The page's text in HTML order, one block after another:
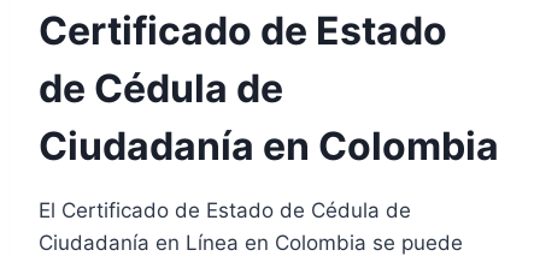
Certificado de Estado
de Cédula de
Ciudadanía en Colombia
El Certificado de Estado de Cédula de
Ciudadanía en Línea en Colombia se puede